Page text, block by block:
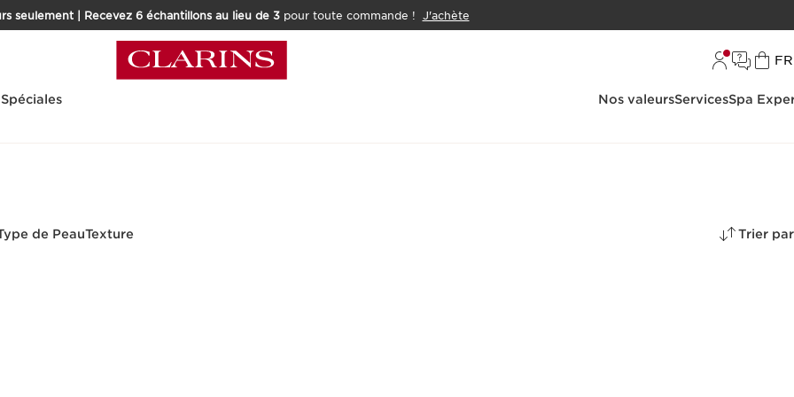
seulement | Recevez 6 échantillons au lieu de 3pour toute commande ! J'achète
FR
Nos valeursServicesSpa
de PeauTexture Trier par